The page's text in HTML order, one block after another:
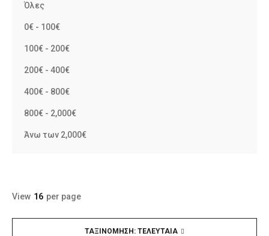
Όλες
0€ - 100€
100€ - 200€
200€ - 400€
400€ - 800€
800€ - 2,000€
Άνω των 2,000€
ΤΑΞΙΝΌΜΗΣΗ: ΤΕΛΕΥΤΑΊΑ
View 16 per page